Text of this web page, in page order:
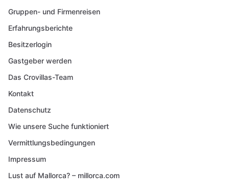
Gruppen- und Firmenreisen
Erfahrungsberichte
Besitzerlogin
Gastgeber werden
Das Crovillas-Team
Kontakt
Datenschutz
Wie unsere Suche funktioniert
Vermittlungsbedingungen
Impressum
Lust auf Mallorca? – millorca.com